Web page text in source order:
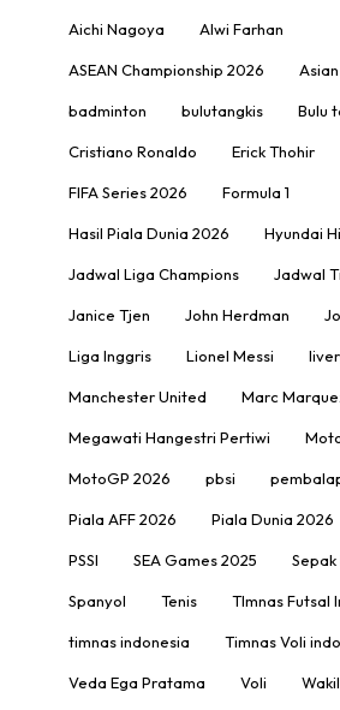
Aichi Nagoya Alwi Farhan
ASEAN Championship 2026
badminton bulutangkis Bulu
Cristiano Ronaldo Erick Thohir
FIFA Series 2026 Formula 1
Hasil Piala Dunia 2026 Hyundai
Jadwal Liga Champions Jadwal
Janice Tjen John Herdman
Liga Inggris Lionel Messi
Manchester United Marc
Megawati Hangestri Pertiwi
MotoGP 2026 pbsi
Piala AFF 2026 Piala Dunia 2026
PSSI SEA Games 2025 Sepak
Spanyol Tenis TImnas Futsal
timnas indonesia Timnas Voli
Veda Ega Pratama Voli